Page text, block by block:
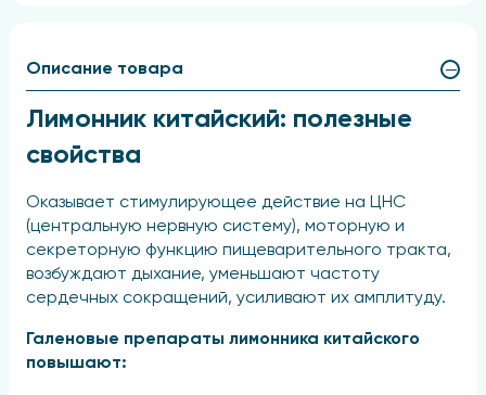
Описание товара
Лимонник китайский: полезные
свойства
Оказывает стимулирующее действие на ЦНС
(центральную нервную систему), моторную и
секреторную функцию пищеварительного тракта,
возбуждают дыхание, уменьшают частоту
сердечных сокращений, усиливают их амплитуду.
Галеновые препараты лимонника китайского
повышают: